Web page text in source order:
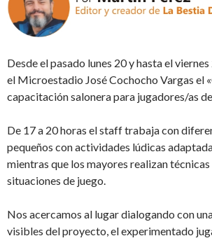
Desde el pasado lunes 20 y hasta el
el Microestadio José Cochocho Vargas el
capacitación salonera para jugadores/as
De 17 a 20 horas el staff trabaja con
pequeños con actividades lúdicas
mientras que los mayores realizan
situaciones de juego.
Nos acercamos al lugar dialogando con
visibles del proyecto, el experimentado